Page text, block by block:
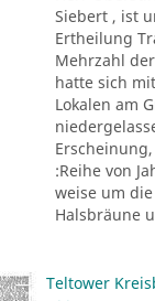
Siebert , ist
Ertheilung
Mehrzahl
hatte sich
Lokalen am
:Reihe von
weise um
Halsbräune
Teltower